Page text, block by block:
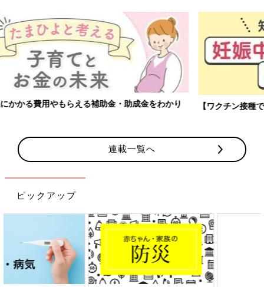
【ワクチン接種できるものも】妊婦の感染症対策、知っておいて！
連載一覧へ
ピックアップ